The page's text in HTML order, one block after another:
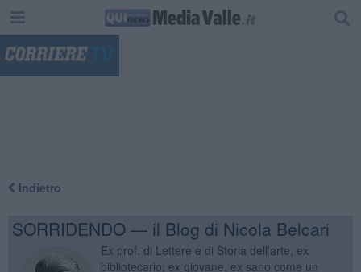
Indietro
SORRIDENDO — il Blog di Nicola Belcari
Ex prof. di Lettere e di Storia dell’arte, ex
bibliotecario; ex giovane, ex sano come un